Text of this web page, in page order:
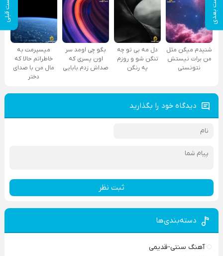
پست بعدی پست قبلی
شنیدم میگن مثل
من برات نیستش
نتونستی
دل مه بی تو چه
تنگن شو و روزم
یه رنگن
بگو چی اومد سر
اون پسری که
صداش زدم بابایی
میسپرمت به
خاطراتم حالا که
مال من با صدای
دختر
دیدگاه خود را بگذارید
ثبت نظر
دسته‌بندی‌ها
آهنگ سنتی-قدیمی